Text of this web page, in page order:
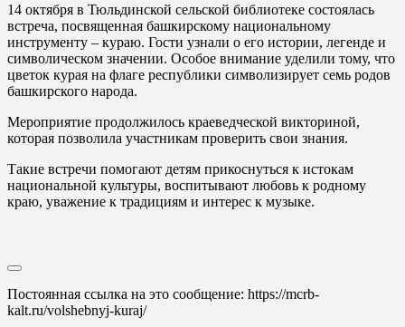
14 октября в Тюльдинской сельской библиотеке состоялась
встреча, посвященная башкирскому национальному
инструменту – кураю. Гости узнали о его истории, легенде и
символическом значении. Особое внимание уделили тому, что
цветок курая на флаге республики символизирует семь родов
башкирского народа.
Мероприятие продолжилось краеведческой викториной,
которая позволила участникам проверить свои знания.
Такие встречи помогают детям прикоснуться к истокам
национальной культуры, воспитывают любовь к родному
краю, уважение к традициям и интерес к музыке.
Постоянная ссылка на это сообщение: https://mcrb-
kalt.ru/volshebnyj-kuraj/